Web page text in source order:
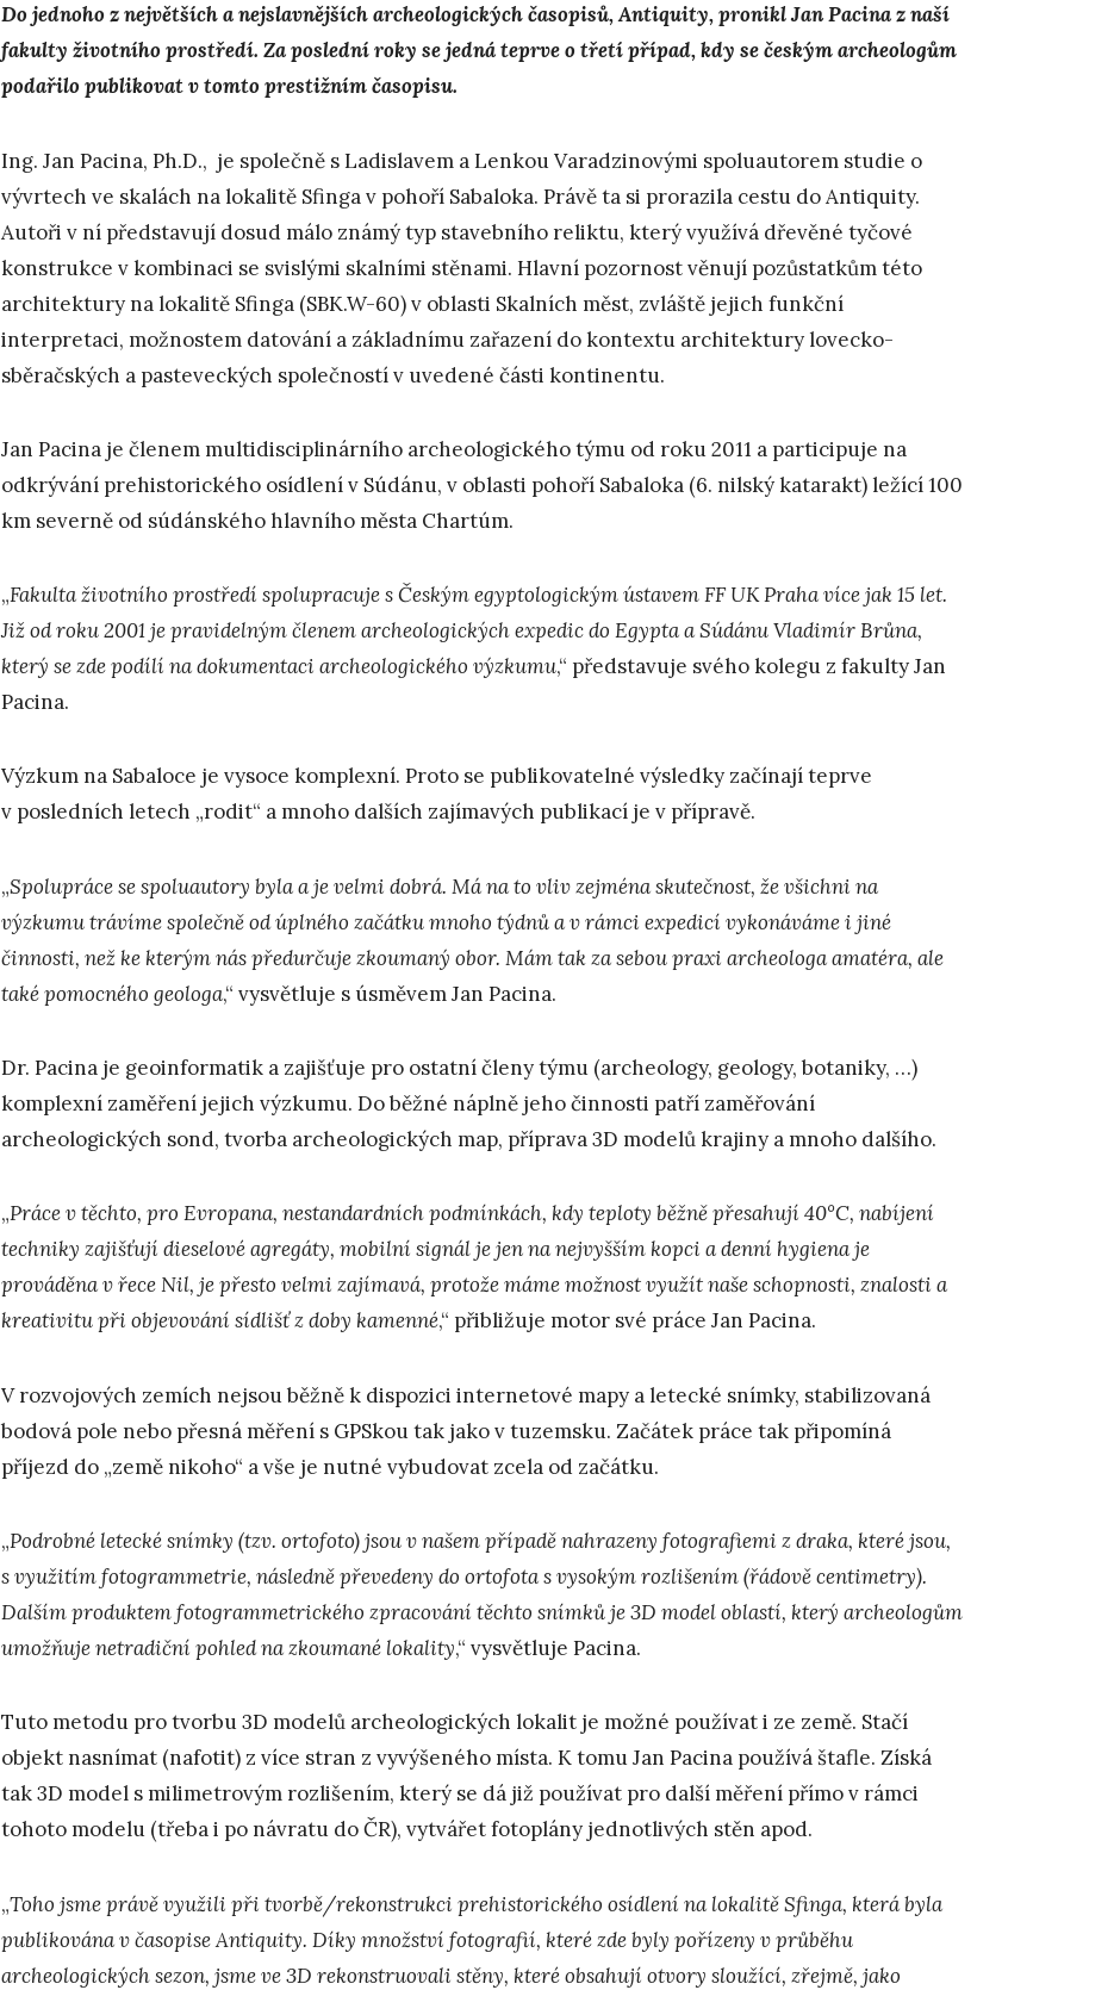
Do jednoho z největších a nejslavnějších archeologických časopisů, Antiquity, pronikl Jan Pacina z naší
fakulty životního prostředí. Za poslední roky se jedná teprve o třetí případ, kdy se českým archeologům
podařilo publikovat v tomto prestižním časopisu.
Ing. Jan Pacina, Ph.D., je společně s Ladislavem a Lenkou Varadzinovými spoluautorem studie o
vývrtech ve skalách na lokalitě Sfinga v pohoří Sabaloka. Právě ta si prorazila cestu do Antiquity.
Autoři v ní představují dosud málo známý typ stavebního reliktu, který využívá dřevěné tyčové
konstrukce v kombinaci se svislými skalními stěnami. Hlavní pozornost věnují pozůstatkům této
architektury na lokalitě Sfinga (SBK.W-60) v oblasti Skalních měst, zvláště jejich funkční
interpretaci, možnostem datování a základnímu zařazení do kontextu architektury lovecko-
sběračských a pasteveckých společností v uvedené části kontinentu.
Jan Pacina je členem multidisciplinárního archeologického týmu od roku 2011 a participuje na
odkrývání prehistorického osídlení v Súdánu, v oblasti pohoří Sabaloka (6. nilský katarakt) ležící 100
km severně od súdánského hlavního města Chartúm.
„Fakulta životního prostředí spolupracuje s Českým egyptologickým ústavem FF UK Praha více jak 15 let.
Již od roku 2001 je pravidelným členem archeologických expedic do Egypta a Súdánu Vladimír Brůna,
který se zde podílí na dokumentaci archeologického výzkumu,“ představuje svého kolegu z fakulty Jan
Pacina.
Výzkum na Sabaloce je vysoce komplexní. Proto se publikovatelné výsledky začínají teprve
v posledních letech „rodit“ a mnoho dalších zajímavých publikací je v přípravě.
„Spolupráce se spoluautory byla a je velmi dobrá. Má na to vliv zejména skutečnost, že všichni na
výzkumu trávíme společně od úplného začátku mnoho týdnů a v rámci expedicí vykonáváme i jiné
činnosti, než ke kterým nás předurčuje zkoumaný obor. Mám tak za sebou praxi archeologa amatéra, ale
také pomocného geologa,“ vysvětluje s úsměvem Jan Pacina.
Dr. Pacina je geoinformatik a zajišťuje pro ostatní členy týmu (archeology, geology, botaniky, …)
komplexní zaměření jejich výzkumu. Do běžné náplně jeho činnosti patří zaměřování
archeologických sond, tvorba archeologických map, příprava 3D modelů krajiny a mnoho dalšího.
„Práce v těchto, pro Evropana, nestandardních podmínkách, kdy teploty běžně přesahují 40°C, nabíjení
techniky zajišťují dieselové agregáty, mobilní signál je jen na nejvyšším kopci a denní hygiena je
prováděna v řece Nil, je přesto velmi zajímavá, protože máme možnost využít naše schopnosti, znalosti a
kreativitu při objevování sídlišť z doby kamenné,“ přibližuje motor své práce Jan Pacina.
V rozvojových zemích nejsou běžně k dispozici internetové mapy a letecké snímky, stabilizovaná
bodová pole nebo přesná měření s GPSkou tak jako v tuzemsku. Začátek práce tak připomíná
příjezd do „země nikoho“ a vše je nutné vybudovat zcela od začátku.
„Podrobné letecké snímky (tzv. ortofoto) jsou v našem případě nahrazeny fotografiemi z draka, které jsou,
s využitím fotogrammetrie, následně převedeny do ortofota s vysokým rozlišením (řádově centimetry).
Dalším produktem fotogrammetrického zpracování těchto snímků je 3D model oblastí, který archeologům
umožňuje netradiční pohled na zkoumané lokality,“ vysvětluje Pacina.
Tuto metodu pro tvorbu 3D modelů archeologických lokalit je možné používat i ze země. Stačí
objekt nasnímat (nafotit) z více stran z vyvýšeného místa. K tomu Jan Pacina používá štafle. Získá
tak 3D model s milimetrovým rozlišením, který se dá již používat pro další měření přímo v rámci
tohoto modelu (třeba i po návratu do ČR), vytvářet fotoplány jednotlivých stěn apod.
„Toho jsme právě využili při tvorbě/rekonstrukci prehistorického osídlení na lokalitě Sfinga, která byla
publikována v časopise Antiquity. Díky množství fotografií, které zde byly pořízeny v průběhu
archeologických sezon, jsme ve 3D rekonstruovali stěny, které obsahují otvory sloužící, zřejmě, jako